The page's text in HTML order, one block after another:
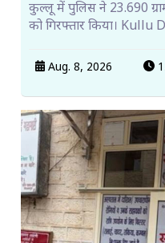
कुल्लू में पुलिस ने 23.690
को गिरफ्तार किया। Kullu
Aug. 8, 2026